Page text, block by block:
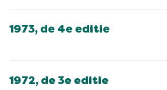
1973, de 4e editie
1972, de 3e editie